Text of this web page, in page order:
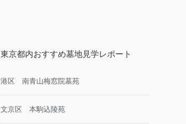
東京都内おすすめ墓地見学レポート
港区 南青山梅窓院墓苑
文京区 本駒込陵苑